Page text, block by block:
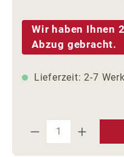
Wir haben Ihnen
Abzug gebracht.
Lieferzeit: 2-7
Produkt